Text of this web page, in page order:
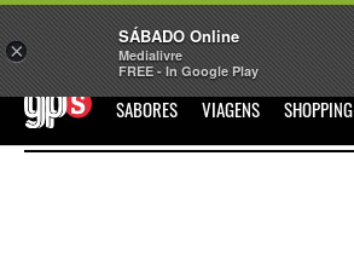
Sábado Assine
GPS SABORES VIAGENS SHOPPING
×
SÁBADO Online
Medialivre
FREE - In Google Play